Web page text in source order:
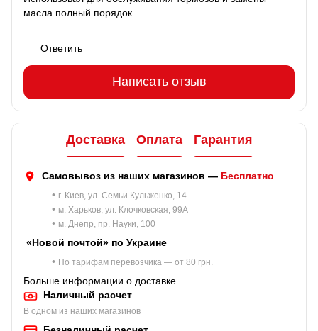
масла полный порядок.
Ответить
Написать отзыв
Доставка Оплата Гарантия
Самовывоз из наших магазинов — Бесплатно
• г. Киев, ул. Семьи Кульженко, 14
• м. Харьков, ул. Клочковская, 99A
• м. Днепр, пр. Науки, 100
«Новой почтой» по Украине
• По тарифам перевозчика — от 80 грн.
Больше информации о доставке
Наличный расчет
В одном из наших магазинов